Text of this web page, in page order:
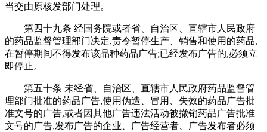
当交由原核发部门处理。
第四十九条 经国务院或者省、自治区、直辖市人民政府
的药品监督管理部门决定,责令暂停生产、销售和使用的药品,
在暂停期间不得发布该品种药品广告;已经发布广告的,必须立
即停止。
第五十条 未经省、自治区、直辖市人民政府药品监督管
理部门批准的药品广告,使用伪造、冒用、失效的药品广告批
准文号的广告,或者因其他广告违法活动被撤销药品广告批准
文号的广告,发布广告的企业、广告经营者、广告发布者必须